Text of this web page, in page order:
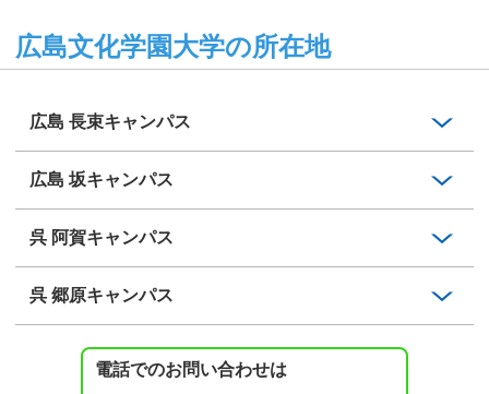
広島文化学園大学の所在地
広島 長束キャンパス
広島 坂キャンパス
呉 阿賀キャンパス
呉 郷原キャンパス
電話でのお問い合わせは